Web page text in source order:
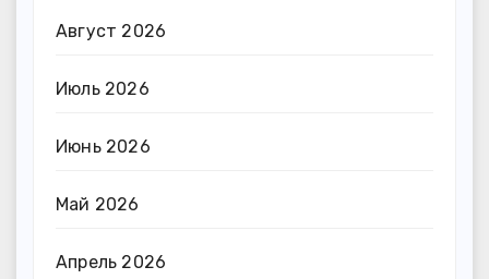
Август 2026
Июль 2026
Июнь 2026
Май 2026
Апрель 2026